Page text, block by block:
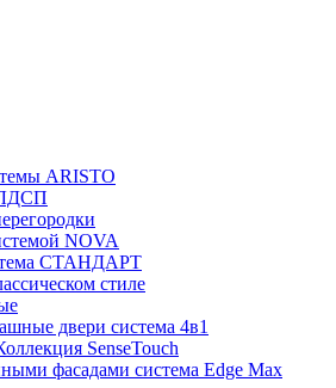
ARISTO
ЛДСП
NOVA
СТАНДАРТ
стиле
двери система 4в1
SenseTouch
фасадами система Edge Max